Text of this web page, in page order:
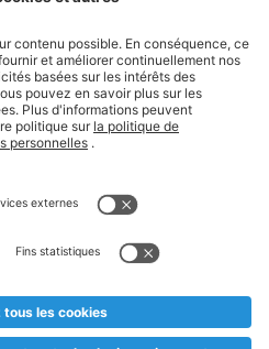
et mentions légales
et jusqu'à
étudié, nous serions
Prix Recupel et TVA incl.
forme masculine a été adoptée